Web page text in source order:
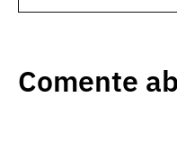
Comente